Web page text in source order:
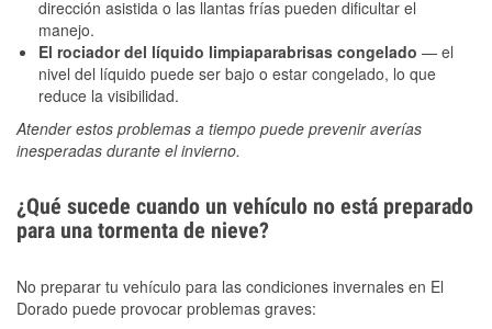
dirección asistida o las llantas frías pueden dificultar el
manejo.
El rociador del líquido limpiaparabrisas congelado — el
nivel del líquido puede ser bajo o estar congelado, lo que
reduce la visibilidad.
Atender estos problemas a tiempo puede prevenir averías
inesperadas durante el invierno.
¿Qué sucede cuando un vehículo no está preparado
para una tormenta de nieve?
No preparar tu vehículo para las condiciones invernales en El
Dorado puede provocar problemas graves: